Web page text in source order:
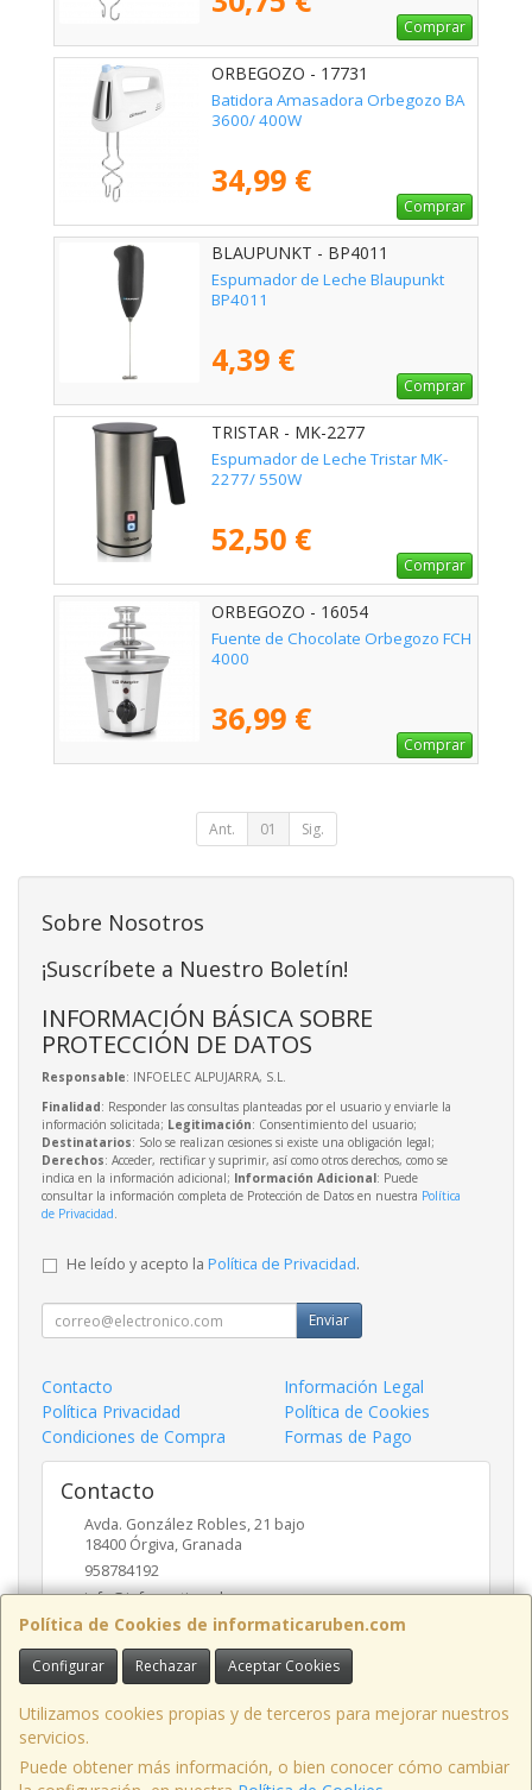
Comprar
ORBEGOZO - 17731
Batidora Amasadora Orbegozo BA
3600/ 400W
34,99 €
Comprar
BLAUPUNKT - BP4011
Espumador de Leche Blaupunkt
BP4011
4,39 €
Comprar
TRISTAR - MK-2277
Espumador de Leche Tristar MK-
2277/ 550W
52,50 €
Comprar
ORBEGOZO - 16054
Fuente de Chocolate Orbegozo FCH
4000
36,99 €
Comprar
Ant. 01 Sig.
Política de Cookies de informaticaruben.com
Configurar Rechazar Aceptar Cookies
Utilizamos cookies propias y de terceros para mejorar nuestros
servicios.
Puede obtener más información, o bien conocer cómo cambiar
Sobre Nosotros
¡Suscríbete a Nuestro Boletín!
INFORMACIÓN BÁSICA SOBRE
PROTECCIÓN DE DATOS
Responsable: INFOELEC ALPUJARRA, S.L.
Finalidad: Responder las consultas planteadas por el usuario y enviarle la
información solicitada; Legitimación: Consentimiento del usuario;
Destinatarios: Solo se realizan cesiones si existe una obligación legal;
Derechos: Acceder, rectificar y suprimir, así como otros derechos, como se
indica en la información adicional; Información Adicional: Puede
consultar la información completa de Protección de Datos en nuestra Política
de Privacidad.
He leído y acepto la Política de Privacidad.
Enviar
Contacto
Información Legal
Política Privacidad
Política de Cookies
Condiciones de Compra
Formas de Pago
Contacto
Avda. González Robles, 21 bajo
18400 Órgiva, Granada
958784192
info@informaticaruben.com
Horario
9.30 a 14 y 17 a 20 horas